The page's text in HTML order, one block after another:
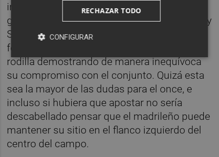
interior izquierda. Además de marcar dos
goles desde esa posición (ante Real Madrid y
Sevilla), el joven futbolista ha jugado
forzando y con aparatoso vendaje en la
rodilla demostrando de manera inequívoca
su compromiso con el conjunto. Quizá esta
sea la mayor de las dudas para el once, e
incluso si hubiera que apostar no sería
descabellado pensar que el madrileño puede
mantener su sitio en el flanco izquierdo del
centro del campo.
RECHAZAR TODO
CONFIGURAR